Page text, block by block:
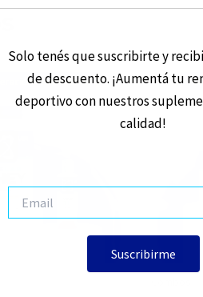
Solo tenés que suscribirte y
de descuento. ¡Aumentá tu
deportivo con nuestros
calidad!